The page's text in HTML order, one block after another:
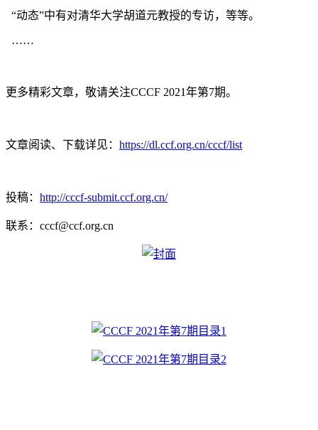
“动态”中有对清华大学胡道元教授的专访，等等。
……
更多精彩文章，敬请关注CCCF 2021年第7期。
文章阅读、下载详见： https://dl.ccf.org.cn/cccf/list
投稿： http://cccf-submit.ccf.org.cn/
联系：cccf@ccf.org.cn